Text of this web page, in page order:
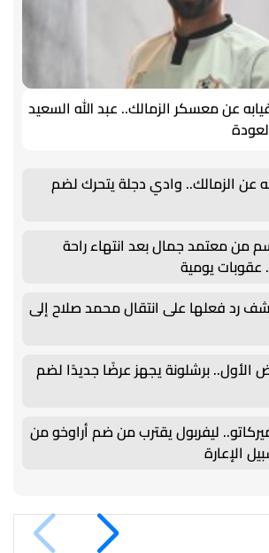
عن معسكر الزمالك.. عبد الله السعيد
عن الزمالك.. وادي دجلة يتحرك لضم
من معتمد جمال بعد انتهاء راحة
عقوبات يومية
رد فعلها على انتقال محمد صلاح إلى
برشلونة يجهز عرضًا جديدًا لضم
ليفربول يقترب من ضم أراوخو من
الإعارة